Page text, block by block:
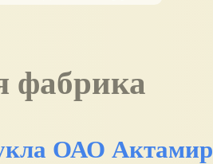
фабрика
ОАО Актамир